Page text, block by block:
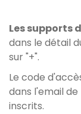
Les supports
dans le détail
sur "+".
Le code
dans l'email
inscrits.